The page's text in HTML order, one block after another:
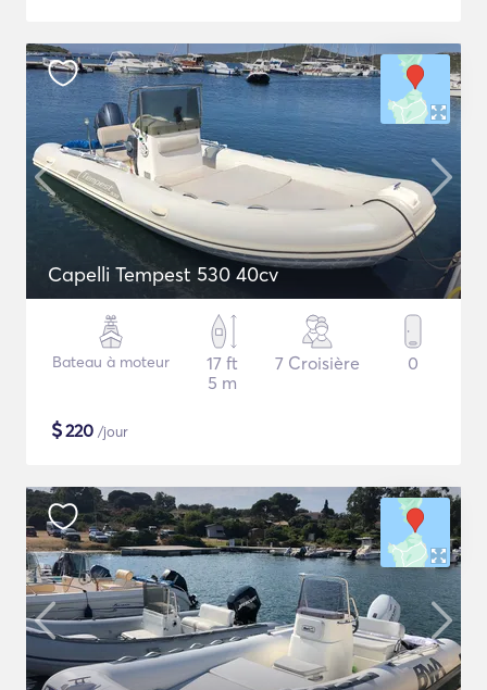
Capelli Tempest 530 40cv
Bateau à moteur
17 ft
5 m
7 Croisière 0
$220 /jour